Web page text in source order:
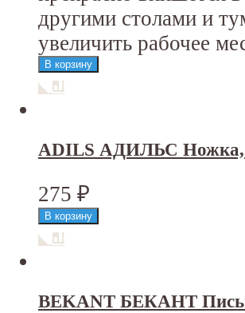
другими столами и
увеличить рабочее
ADILS АДИЛЬС Ножка,
275 ₽
BEKANT БЕКАНТ